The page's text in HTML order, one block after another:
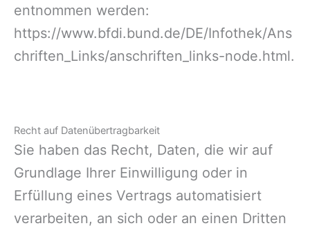
entnommen werden:
https://www.bfdi.bund.de/DE/Infothek/Ans
chriften_Links/anschriften_links-node.html.
Recht auf Datenübertragbarkeit
Sie haben das Recht, Daten, die wir auf
Grundlage Ihrer Einwilligung oder in
Erfüllung eines Vertrags automatisiert
verarbeiten, an sich oder an einen Dritten